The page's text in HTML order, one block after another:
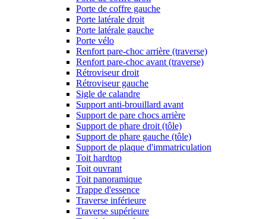
Porte de coffre gauche
Porte latérale droit
Porte latérale gauche
Porte vélo
Renfort pare-choc arrière (traverse)
Renfort pare-choc avant (traverse)
Rétroviseur droit
Rétroviseur gauche
Sigle de calandre
Support anti-brouillard avant
Support de pare chocs arrière
Support de phare droit (tôle)
Support de phare gauche (tôle)
Support de plaque d'immatriculation
Toit hardtop
Toit ouvrant
Toit panoramique
Trappe d'essence
Traverse inférieure
Traverse supérieure